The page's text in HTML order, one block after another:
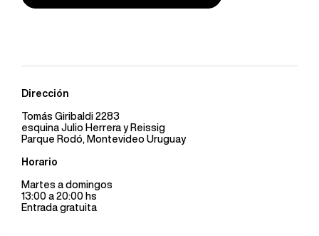
Dirección
Tomás Giribaldi 2283
esquina Julio Herrera y Reissig
Parque Rodó, Montevideo Uruguay
Horario
Martes a domingos
13:00 a 20:00 hs
Entrada gratuita